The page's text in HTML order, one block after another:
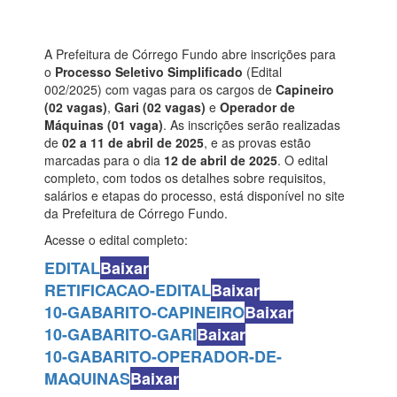
A Prefeitura de Córrego Fundo abre inscrições para
o Processo Seletivo Simplificado (Edital
002/2025) com vagas para os cargos de Capineiro
(02 vagas), Gari (02 vagas) e Operador de
Máquinas (01 vaga). As inscrições serão realizadas
de 02 a 11 de abril de 2025, e as provas estão
marcadas para o dia 12 de abril de 2025. O edital
completo, com todos os detalhes sobre requisitos,
salários e etapas do processo, está disponível no site
da Prefeitura de Córrego Fundo.
Acesse o edital completo:
EDITALBaixar
RETIFICACAO-EDITALBaixar
10-GABARITO-CAPINEIROBaixar
10-GABARITO-GARIBaixar
10-GABARITO-OPERADOR-DE-
MAQUINASBaixar